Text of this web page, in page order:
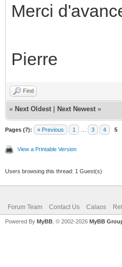
Merci
Pierre
Find
« Next Oldest Next Newest »
Pages (7): « Previous 1 3 4 5
View a Printable Version
Users browsing this thread: 1 Guest(s)
Forum Team Contact Us Calaos
Powered By MyBB , © 2002-2026 MyBB